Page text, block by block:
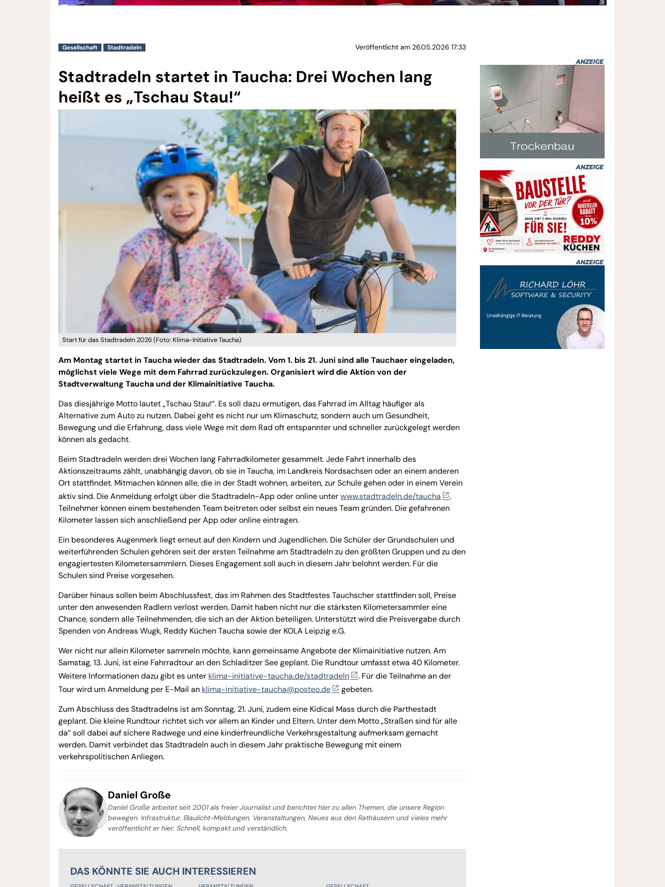
Gesellschaft Stadtradeln Veröffentlicht am 26.05.2026 17:33
Stadtradeln startet in Taucha: Drei Wochen lang
heißt es „Tschau Stau!“
Start für das Stadtradeln 2026 (Foto: Klima-Initiative Taucha)
Am Montag startet in Taucha wieder das Stadtradeln. Vom 1. bis 21. Juni sind alle Tauchaer eingeladen,
möglichst viele Wege mit dem Fahrrad zurückzulegen. Organisiert wird die Aktion von der
Stadtverwaltung Taucha und der Klimainitiative Taucha.
Das diesjährige Motto lautet „Tschau Stau!“. Es soll dazu ermutigen, das Fahrrad im Alltag häufiger als
Alternative zum Auto zu nutzen. Dabei geht es nicht nur um Klimaschutz, sondern auch um Gesundheit,
Bewegung und die Erfahrung, dass viele Wege mit dem Rad oft entspannter und schneller zurückgelegt werden
können als gedacht.
Beim Stadtradeln werden drei Wochen lang Fahrradkilometer gesammelt. Jede Fahrt innerhalb des
Aktionszeitraums zählt, unabhängig davon, ob sie in Taucha, im Landkreis Nordsachsen oder an einem anderen
Ort stattfindet. Mitmachen können alle, die in der Stadt wohnen, arbeiten, zur Schule gehen oder in einem Verein
aktiv sind. Die Anmeldung erfolgt über die Stadtradeln-App oder online unterwww.stadtradeln.de/taucha
.
Teilnehmer können einem bestehenden Team beitreten oder selbst ein neues Team gründen. Die gefahrenen
Kilometer lassen sich anschließend per App oder online eintragen.
Ein besonderes Augenmerk liegt erneut auf den Kindern und Jugendlichen. Die Schüler der Grundschulen und
weiterführenden Schulen gehören seit der ersten Teilnahme am Stadtradeln zu den größten Gruppen und zu den
engagiertesten Kilometersammlern. Dieses Engagement soll auch in diesem Jahr belohnt werden. Für die
Schulen sind Preise vorgesehen.
Darüber hinaus sollen beim Abschlussfest, das im Rahmen des Stadtfestes Tauchscher stattfinden soll, Preise
unter den anwesenden Radlern verlost werden. Damit haben nicht nur die stärksten Kilometersammler eine
Chance, sondern alle Teilnehmenden, die sich an der Aktion beteiligen. Unterstützt wird die Preisvergabe durch
Spenden von Andreas Wugk, Reddy Küchen Taucha sowie der KOLA Leipzig e.G.
Wer nicht nur allein Kilometer sammeln möchte, kann gemeinsame Angebote der Klimainitiative nutzen. Am
Samstag, 13. Juni, ist eine Fahrradtour an den Schladitzer See geplant. Die Rundtour umfasst etwa 40 Kilometer.
Weitere Informationen dazu gibt es unter klima-initiative-taucha.de/stadtradeln
. Für die Teilnahme an der
Tour wird um Anmeldung per E-Mail an klima-initiative-taucha@posteo.de
gebeten.
Zum Abschluss des Stadtradelns ist am Sonntag, 21. Juni, zudem eine Kidical Mass durch die Parthestadt
geplant. Die kleine Rundtour richtet sich vor allem an Kinder und Eltern. Unter dem Motto „Straßen sind für alle
da“ soll dabei auf sichere Radwege und eine kinderfreundliche Verkehrsgestaltung aufmerksam gemacht
werden. Damit verbindet das Stadtradeln auch in diesem Jahr praktische Bewegung mit einem
verkehrspolitischen Anliegen.
Daniel Große
Daniel Große arbeitet seit 2001 als freier Journalist und berichtet hier zu allen Themen, die unsere Region
bewegen. Infrastruktur, Blaulicht-Meldungen, Veranstaltungen, Neues aus den Rathäusern und vieles mehr
veröffentlicht er hier. Schnell, kompakt und verständlich.
DAS KÖNNTE SIE AUCH INTERESSIEREN